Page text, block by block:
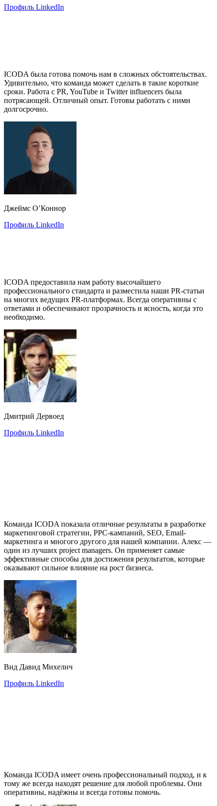
Профиль LinkedIn
ICODA была готова помочь нам в сложных обстоятельствах.
Удивительно, что команда может сделать в такие короткие
сроки. Работа с PR, YouTube и Twitter influencers была
потрясающей. Отличный опыт. Готовы работать с ними
долгосрочно.
Джеймс О’Коннор
Профиль LinkedIn
ICODA предоставила нам работу высочайшего
профессионального стандарта и разместила наши PR-статьи
на многих ведущих PR-платформах. Всегда оперативны с
ответами и обеспечивают прозрачность и ясность, когда это
необходимо.
Дмитрий Дервоед
Профиль LinkedIn
Команда ICODA показала отличные результаты в разработке
маркетинговой стратегии, PPC-кампаний, SEO, Email-
маркетинга и многого другого для нашей компании. Алекс —
один из лучших project managers. Он применяет самые
эффективные способы для достижения результатов, которые
оказывают сильное влияние на рост бизнеса.
Вид Давид Михелич
Профиль LinkedIn
Команда ICODA имеет очень профессиональный подход, и к
тому же всегда находят решение для любой проблемы. Они
оперативны, надёжны и всегда готовы помочь.